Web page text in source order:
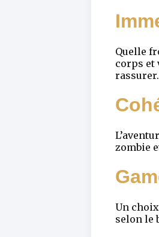
Quelle
corps et
zombie
Un
selon le